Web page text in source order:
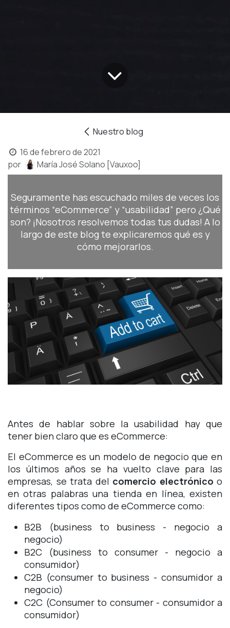
Nuestro blog
16 de febrero de 2021
por
María José Solano [Vauxoo]
Seguramente has escuchado miles de veces los
términos “eCommerce” y “usabilidad” pero ¿Qué
son? ¡Nosotros resolvemos todas tus dudas! A lo
largo de este blog te explicaremos qué es y
cómo mejorarlos.
Antes de hablar sobre la usabilidad hay que
tener bien claro que es eCommerce:
El eCommerce es un modelo de negocio que en
los últimos años se ha vuelto clave para las
empresas, se trata del comercio electrónico o
en otras palabras una tienda en línea, existen
diferentes tipos como de eCommerce como:
B2B (business to business - negocio a
negocio)
B2C (business to consumer - negocio a
consumidor)
C2B (consumer to business - consumidor a
negocio)
C2C (Consumer to consumer - consumidor a
consumidor)